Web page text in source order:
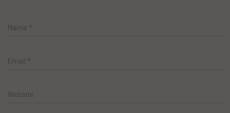
Name *
Email *
Website